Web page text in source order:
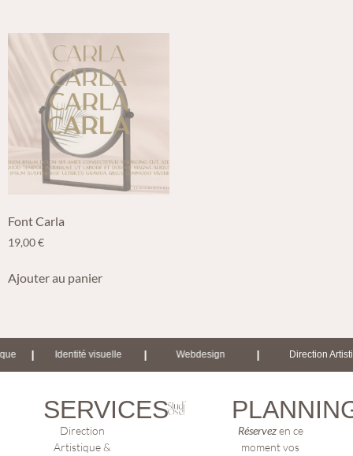
Font Carla
19,00€
Ajouter au panier
Identité visuelle Webdesign Direction
SERVICES
Direction
Artistique &
Réservezen ce
moment vos